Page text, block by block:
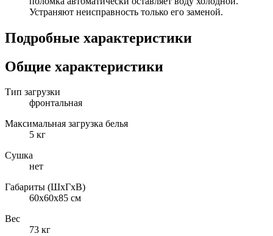
Устраняют неисправность только его заменой.
Подробные характеристики
Общие характеристики
Тип загрузки
фронтальная
Максимальная загрузка белья
5 кг
Сушка
нет
Габариты (ШxГxВ)
60x60x85 см
Вес
73 кг